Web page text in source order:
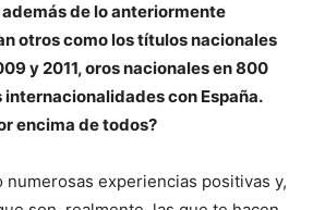
de lo anteriormente
otros como los títulos nacionales
y 2011, oros nacionales en 800
con España.
encima de todos?
numerosas experiencias positivas y,